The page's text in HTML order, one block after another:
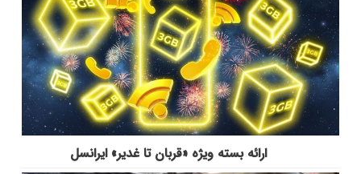
ارائه بسته ویژه «قربان تا غدیر» ایرانسل